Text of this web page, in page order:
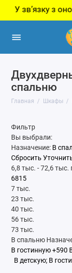
сайту -
спальню
Главная Шкафы
Фильтр
Вы выбрали:
Назначение: В
Сбросить
6,8 тыс. -72,6 тыс.
7 тыс.
23 тыс.
40 тыс.
56 тыс.
73 тыс.
В спальню
В гостинную +590
В детскую; В